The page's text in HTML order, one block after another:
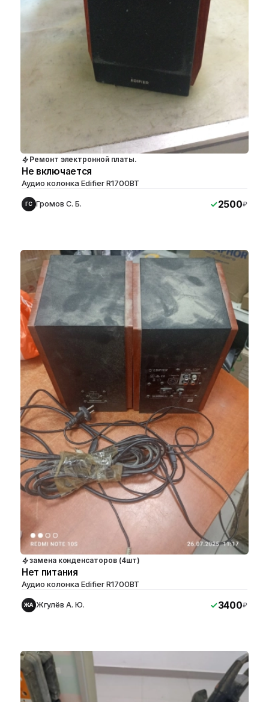
Ремонт электронной платы.
Не включается
Аудио колонка Edifier R1700BT
ГС Громов С. Б. 2500₽
замена конденсаторов (4шт)
Нет питания
Аудио колонка Edifier R1700BT
ЖА Жгулёв А. Ю. 3400₽